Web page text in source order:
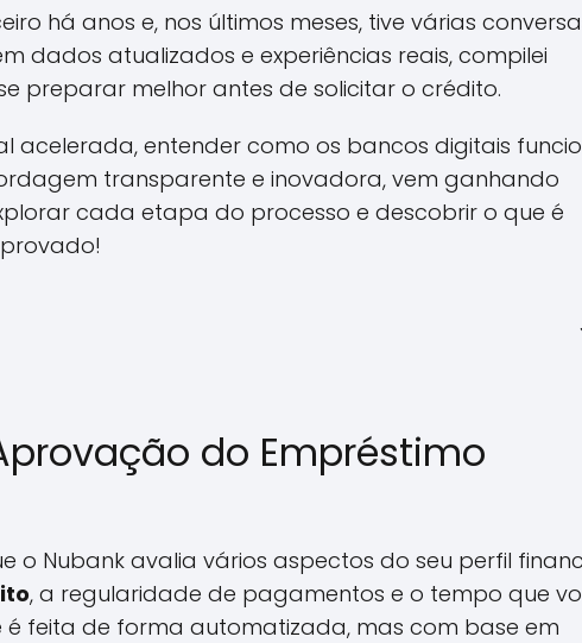
há anos e, nos últimos meses, tive várias
dados atualizados e experiências reais, compilei
preparar melhor antes de solicitar o crédito.
acelerada, entender como os bancos digitais
transparente e inovadora, vem ganhando
cada etapa do processo e descobrir o que é
do Empréstimo
o Nubank avalia vários aspectos do seu perfil
, a regularidade de pagamentos e o tempo que
feita de forma automatizada, mas com base em